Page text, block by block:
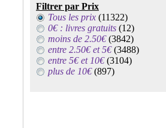
Filtrer par Prix
Tous les prix (11322)
0€ : livres gratuits (12)
moins de 2.50€(3842)
entre 2.50€ et 5€(3488)
entre 5€ et 10€(3104)
plus de 10€(897)